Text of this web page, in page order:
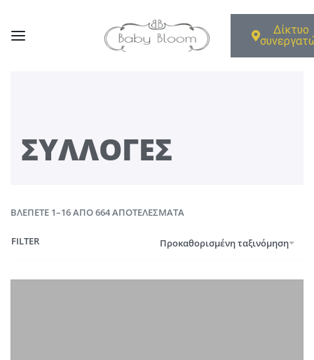
Δίκτυο
ΣΥΛΛΟΓΈΣ
ΒΛΈΠΕΤΕ 1–16 ΑΠΌ 664 ΑΠΟΤΕΛΈΣΜΑΤΑ
Προκαθορισμένη ταξινόμηση
FILTER